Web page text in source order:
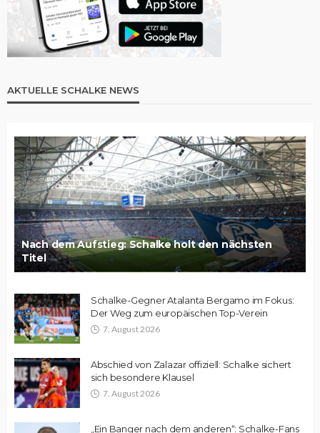
AKTUELLE SCHALKE NEWS
Nach dem Aufstieg: Schalke holt den nächsten
Titel
Schalke-Gegner Atalanta Bergamo im Fokus:
Der Weg zum europäischen Top-Verein
7. August 2026
Abschied von Zalazar offiziell: Schalke sichert
sich besondere Klausel
7. August 2026
„Ein Banger nach dem anderen“: Schalke-Fans